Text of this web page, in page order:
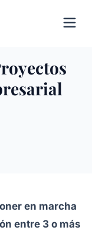
en marcha
entre 3 o más